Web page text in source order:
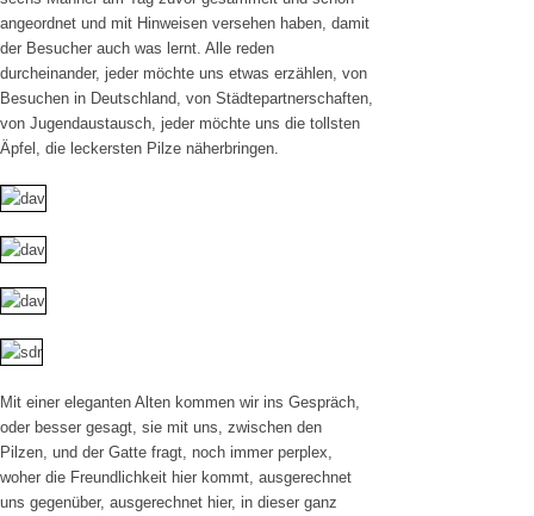
angeordnet und mit Hinweisen versehen haben, damit
der Besucher auch was lernt. Alle reden
durcheinander, jeder möchte uns etwas erzählen, von
Besuchen in Deutschland, von Städtepartnerschaften,
von Jugendaustausch, jeder möchte uns die tollsten
Äpfel, die leckersten Pilze näherbringen.
Mit einer eleganten Alten kommen wir ins Gespräch,
oder besser gesagt, sie mit uns, zwischen den
Pilzen, und der Gatte fragt, noch immer perplex,
woher die Freundlichkeit hier kommt, ausgerechnet
uns gegenüber, ausgerechnet hier, in dieser ganz